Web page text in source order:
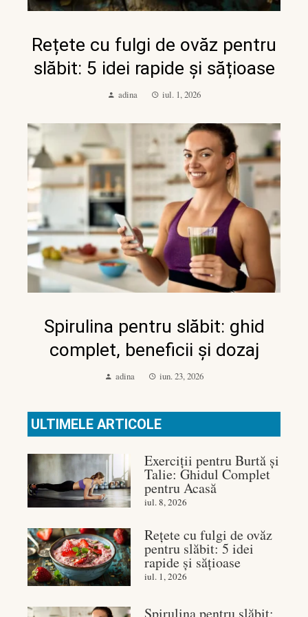
Rețete cu fulgi de ovăz pentru
slăbit: 5 idei rapide și sățioase
adina iul. 1, 2026
Spirulina pentru slăbit: ghid
complet, beneficii și dozaj
adina iun. 23, 2026
ULTIMELE ARTICOLE
Exerciții pentru Burtă și
Talie: Ghidul Complet
pentru Acasă
iul. 8, 2026
Rețete cu fulgi de ovăz
pentru slăbit: 5 idei
rapide și sățioase
iul. 1, 2026
Spirulina pentru slăbit: